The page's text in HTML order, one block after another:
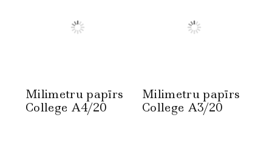
Milimetru papīrs
College A4/20
Milimetru papīrs
College A3/20